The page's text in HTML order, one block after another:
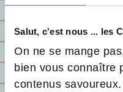
Salut, c'est nous ... les
On ne se mange
bien vous connaître
contenus